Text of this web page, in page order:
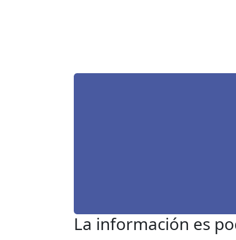
La información es